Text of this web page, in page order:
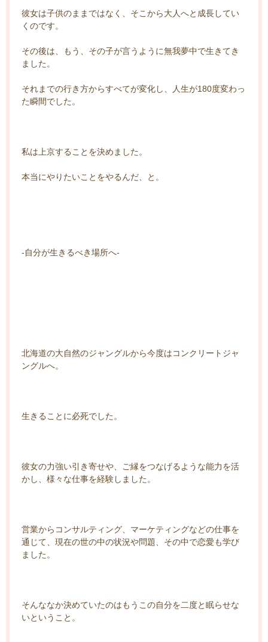
彼女は子供のままではなく、そこから大人へと成長してい
くのです。
その後は、もう、その子が言うように無我夢中で生きてき
ました。
それまでの行き方からすべてが変化し、人生が180度変わっ
た瞬間でした。
私は上京することを決めました。
本当にやりたいことをやるんだ、と。
-自分が生きるべき場所へ-
北海道の大自然のジャングルから今度はコンクリートジャ
ングルへ。
生きることに必死でした。
彼女の力強い引き寄せや、ご縁をつなげるような能力を活
かし、様々な仕事を経験しました。
営業からコンサルティング、マーケティングなどの仕事を
通じて、現在の世の中の状況や問題、その中で恋愛も学び
ました。
そんななか決めていたのはもうこの自分を二度と眠らせな
いということ。